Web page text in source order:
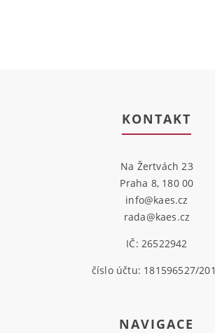
KONTAKT
Na Žertvách 23
Praha 8, 180 00
info@kaes.cz
rada@kaes.cz
IČ: 26522942
číslo účtu: 181596527/
NAVIGACE